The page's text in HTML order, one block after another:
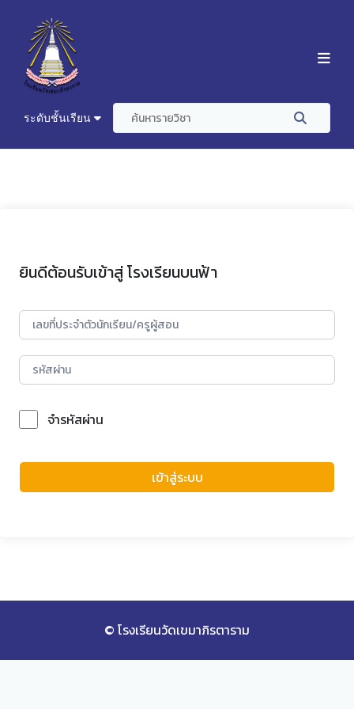
ระดับชั้นเรียน
ยินดีต้อนรับเข้าสู่ โรงเรียนบนฟ้า
จำรหัสผ่าน
เข้าสู่ระบบ
© โรงเรียนวัดเขมาภิรตาราม